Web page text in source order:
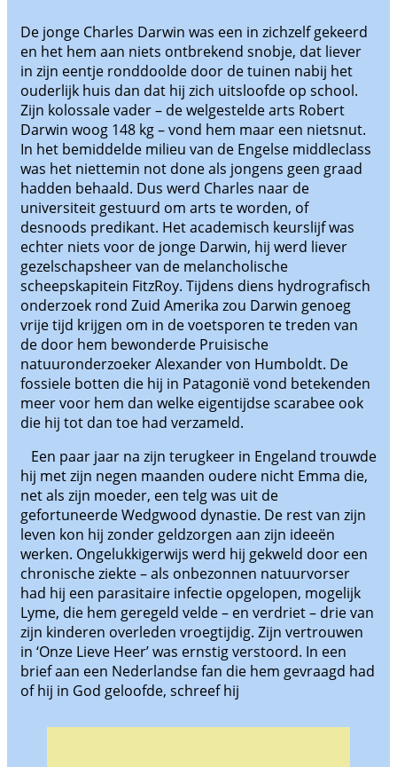
De jonge Charles Darwin was een in zichzelf gekeerd
en het hem aan niets ontbrekend snobje, dat liever
in zijn eentje ronddoolde door de tuinen nabij het
ouderlijk huis dan dat hij zich uitsloofde op school.
Zijn kolossale vader – de welgestelde arts Robert
Darwin woog 148 kg – vond hem maar een nietsnut.
In het bemiddelde milieu van de Engelse middleclass
was het niettemin not done als jongens geen graad
hadden behaald. Dus werd Charles naar de
universiteit gestuurd om arts te worden, of
desnoods predikant. Het academisch keurslijf was
echter niets voor de jonge Darwin, hij werd liever
gezelschapsheer van de melancholische
scheepskapitein FitzRoy. Tijdens diens hydrografisch
onderzoek rond Zuid Amerika zou Darwin genoeg
vrije tijd krijgen om in de voetsporen te treden van
de door hem bewonderde Pruisische
natuuronderzoeker Alexander von Humboldt. De
fossiele botten die hij in Patagonië vond betekenden
meer voor hem dan welke eigentijdse scarabee ook
die hij tot dan toe had verzameld.
Een paar jaar na zijn terugkeer in Engeland trouwde
hij met zijn negen maanden oudere nicht Emma die,
net als zijn moeder, een telg was uit de
gefortuneerde Wedgwood dynastie. De rest van zijn
leven kon hij zonder geldzorgen aan zijn ideeën
werken. Ongelukkigerwijs werd hij gekweld door een
chronische ziekte – als onbezonnen natuurvorser
had hij een parasitaire infectie opgelopen, mogelijk
Lyme, die hem geregeld velde – en verdriet – drie van
zijn kinderen overleden vroegtijdig. Zijn vertrouwen
in ‘Onze Lieve Heer’ was ernstig verstoord. In een
brief aan een Nederlandse fan die hem gevraagd had
of hij in God geloofde, schreef hij